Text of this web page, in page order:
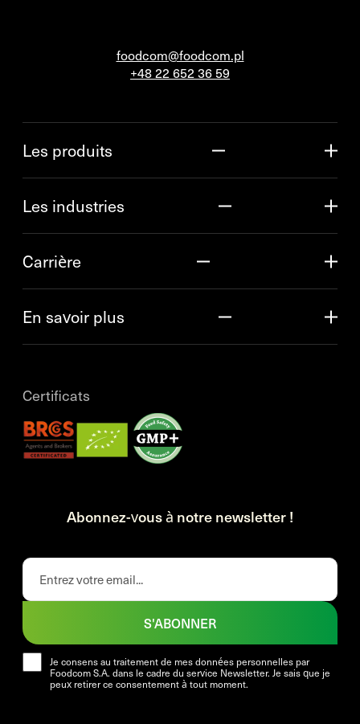
foodcom@foodcom.pl
+48 22 652 36 59
Les produits
Les industries
Carrière
En savoir plus
Certificats
Abonnez-vous à notre newsletter !
Je consens au traitement de mes données personnelles par
Foodcom S.A. dans le cadre du service Newsletter. Je sais que je
peux retirer ce consentement à tout moment.
S'ABONNER